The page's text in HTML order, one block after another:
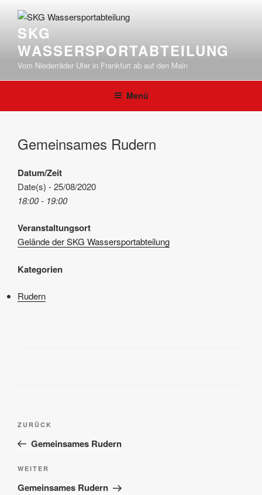
Inhalt
springenSKG
WASSERSPORTABTEILUNG
Vom Niederräder Ufer in Frankfurt ab auf den Main
Menü
Gemeinsames Rudern
Datum/Zeit
Date(s) - 25/08/2020
18:00 - 19:00
Veranstaltungsort
Gelände der SKG Wassersportabteilung
Kategorien
Rudern
Beitragsnavigation
Vorheriger
Beitrag
ZURÜCK
Gemeinsames Rudern
Nächster
Beitrag
WEITER
Gemeinsames Rudern